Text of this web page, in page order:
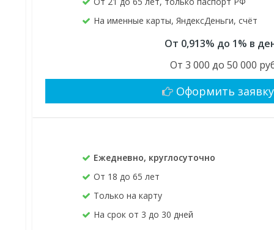
На именные карты, ЯндексДеньги, счёт
От 0,913% до 1% в
От 3 000 до 50 000
Оформить заявку
Ежедневно, круглосуточно
От 18 до 65 лет
Только на карту
На срок от 3 до 30 дней